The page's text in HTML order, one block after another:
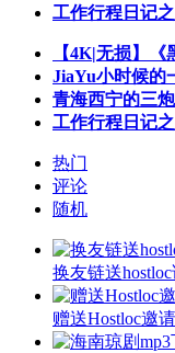
工作行程日记
【4K|无损】
JiaYu小时候的
青海西宁的三
工作行程日记
热门
评论
随机
换友链送
赠送Hostloc邀